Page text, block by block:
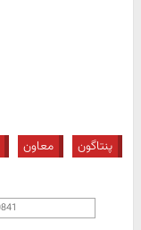
پنتاگون معاون